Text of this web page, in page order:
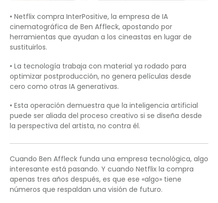
• Netflix compra InterPositive, la empresa de IA
cinematográfica de Ben Affleck, apostando por
herramientas que ayudan a los cineastas en lugar de
sustituirlos.
• La tecnología trabaja con material ya rodado para
optimizar postproducción, no genera películas desde
cero como otras IA generativas.
• Esta operación demuestra que la inteligencia artificial
puede ser aliada del proceso creativo si se diseña desde
la perspectiva del artista, no contra él.
Cuando Ben Affleck funda una empresa tecnológica, algo
interesante está pasando. Y cuando Netflix la compra
apenas tres años después, es que ese «algo» tiene
números que respaldan una visión de futuro.